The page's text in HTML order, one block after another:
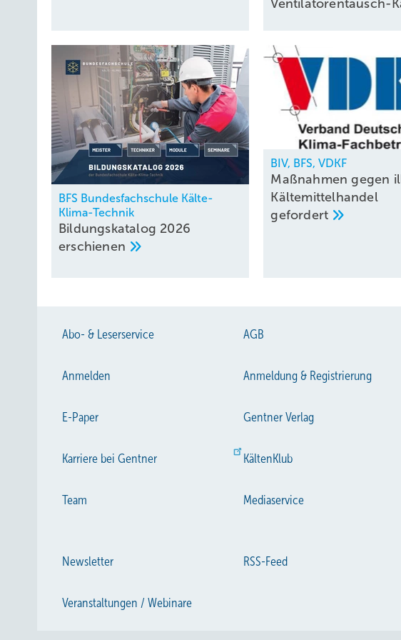
Ventilatorentausch-
BFS Bundesfachschule Kälte-
Klima-Technik
Bildungskatalog 2026
erschienen
BIV, BFS, VDKF
Maßnahmen gegen
Kältemittelhandel
gefordert
Abo- & Leserservice AGB
Anmelden Anmeldung & Registrierung
E-Paper Gentner Verlag
Karriere bei Gentner KältenKlub
Team Mediaservice
Newsletter RSS-Feed
Veranstaltungen / Webinare